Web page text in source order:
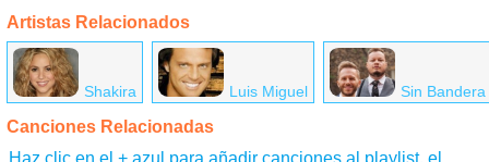
Artistas Relacionados
Shakira Luis Miguel Sin Bandera
Canciones Relacionadas